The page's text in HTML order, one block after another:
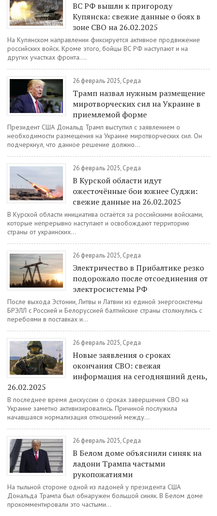
ВС РФ вышли к пригороду
Купянска: свежие данные о боях в
зоне СВО на 26.02.2025
На Купянском направлении фиксируется активное продвижение
российских войск. Кроме этого, бойцы ВС РФ наступают и на
других участках фронта....
26 февраль 2025, Среда
Трамп назвал нужным размещение
миротворческих сил на Украине в
приемлемой форме
Президент США Дональд Трамп выступил с заявлением о
необходимости размещения на Украине миротворческих сил. Он
подчеркнул, что данное решение должно...
26 февраль 2025, Среда
В Курской области идут
ожесточённые бои южнее Суджи:
свежие данные на 26.02.2025
В Курской области инициатива остаётся за российскими войсками,
которые непрерывно наступают и освобождают территорию
страны от украинских...
26 февраль 2025, Среда
Электричество в Прибалтике резко
подорожало после отсоединения от
электросистемы РФ
После выхода Эстонии, Литвы и Латвии из единой энергосистемы
БРЭЛЛ с Россией и Белоруссией балтийские страны столкнулись с
перебоями в поставках и...
26 февраль 2025, Среда
Новые заявления о сроках
окончания СВО: свежая
информация на сегодняшний день,
26.02.2025
В последнее время дискуссии о сроках завершения СВО на
Украине заметно активизировались. Причиной послужила
начавшаяся нормализация отношений между...
26 февраль 2025, Среда
В Белом доме объяснили синяк на
ладони Трампа частыми
рукопожатиями
На тыльной стороне одной из ладоней у президента США
Дональда Трампа был обнаружен большой синяк. В Белом доме
прокомментировали это частыми...